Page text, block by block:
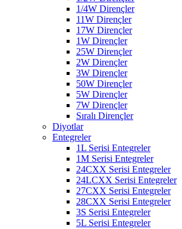
1/4W Dirençler
11W Dirençler
17W Dirençler
1W Dirençler
25W Dirençler
2W Dirençler
3W Dirençler
50W Dirençler
5W Dirençler
7W Dirençler
Sıralı Dirençler
Diyotlar
Entegreler
1L Serisi Entegreler
1M Serisi Entegreler
24CXX Serisi Entegreler
24LCXX Serisi Entegreler
27CXX Serisi Entegreler
28CXX Serisi Entegreler
3S Serisi Entegreler
5L Serisi Entegreler